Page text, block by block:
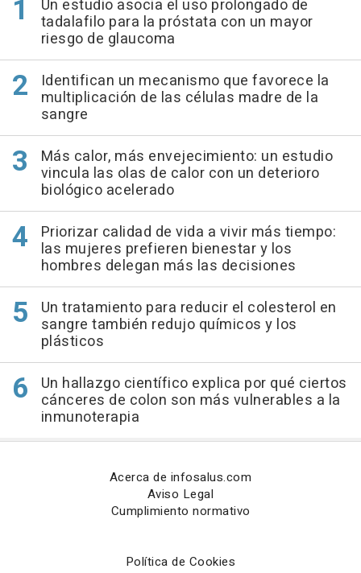
Un estudio asocia el uso prolongado de
tadalafilo para la próstata con un mayor
riesgo de glaucoma
Identifican un mecanismo que favorece la
multiplicación de las células madre de la
sangre
Más calor, más envejecimiento: un estudio
vincula las olas de calor con un deterioro
biológico acelerado
Priorizar calidad de vida a vivir más tiempo:
las mujeres prefieren bienestar y los
hombres delegan más las decisiones
Un tratamiento para reducir el colesterol en
sangre también redujo químicos y los
plásticos
Un hallazgo científico explica por qué ciertos
cánceres de colon son más vulnerables a la
inmunoterapia
Acerca de infosalus.com
Aviso Legal
Cumplimiento normativo
Política de Cookies